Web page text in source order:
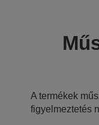
A termékek
figyelmeztetés